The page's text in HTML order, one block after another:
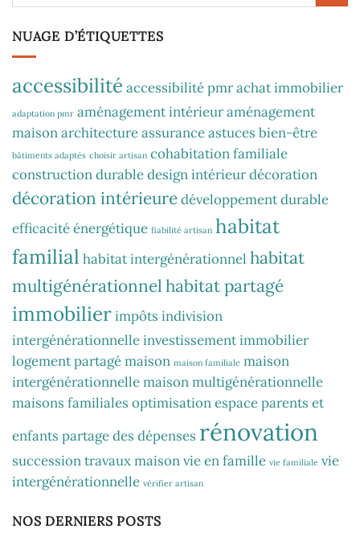
NUAGE D’ÉTIQUETTES
accessibilité accessibilité pmrachat immobilier
adaptation pmr aménagement intérieuraménagement
maisonarchitectureassuranceastuces bien-être
bâtiments adaptés choisir artisan cohabitation familiale
construction durabledesign intérieurdécoration
décoration intérieuredéveloppement durable
efficacité énergétique fiabilité artisan habitat
familial habitat intergénérationnel habitat
multigénérationnelhabitat partagé
immobilierimpôts indivision
intergénérationnelleinvestissement immobilier
logement partagémaison maison familiale maison
intergénérationnellemaison multigénérationnelle
maisons familiales optimisation espaceparents et
enfants partage des dépenses rénovation
successiontravaux maisonvie en famille vie familiale vie
intergénérationnelle vérifier artisan
NOS DERNIERS POSTS